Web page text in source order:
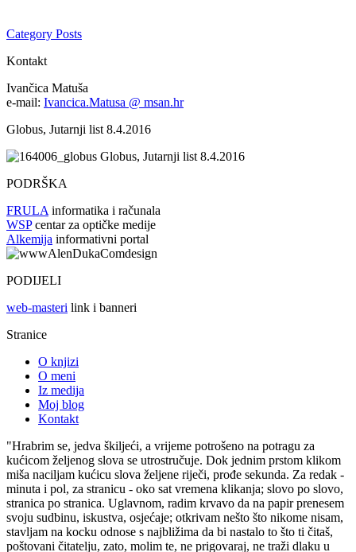
Category Posts
Kontakt
Ivančica Matuša
e-mail: Ivancica.Matusa @ msan.hr
Globus, Jutarnji list 8.4.2016
Globus, Jutarnji list 8.4.2016
PODRŠKA
FRULA informatika i računala
WSPcentar za optičke medije
Alkemija informativni portal
PODIJELI
web-masteri link i banneri
Stranice
O knjizi
O meni
Iz medija
Moj blog
Kontakt
"Hrabrim se, jedva škiljeći, a vrijeme potrošeno na potragu za
kućicom željenog slova se utrostručuje. Dok jednim prstom klikom
miša naciljam kućicu slova željene riječi, prođe sekunda. Za redak -
minuta i pol, za stranicu - oko sat vremena klikanja; slovo po slovo,
stranica po stranica. Uglavnom, radim krvavo da na papir prenesem
svoju sudbinu, iskustva, osjećaje; otkrivam nešto što nikome nisam,
stavljam na kocku odnose s najbližima da bi nastalo to što ti čitaš,
poštovani čitatelju, zato, molim te, ne prigovaraj, ne traži dlaku u